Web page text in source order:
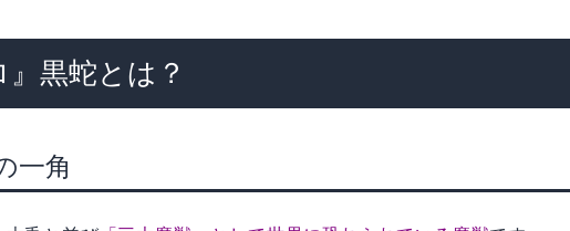
』黒蛇とは？
一角